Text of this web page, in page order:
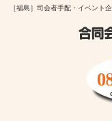
［福島］司会者手配・イベント